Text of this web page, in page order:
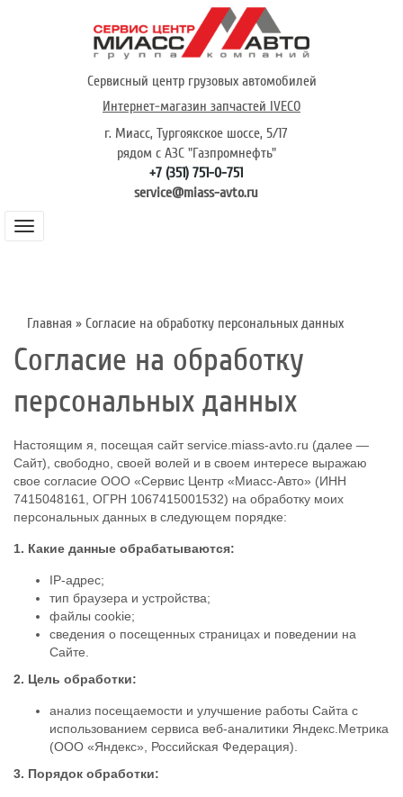
Toggle
navigation
Сервисный центр грузовых автомобилей
Интернет-магазин запчастей IVECO
г. Миасс, Тургоякское шоссе, 5/17
рядом с АЗС "Газпромнефть"
+7 (351) 751-0-751
service@miass-avto.ru
навигация
О компании
Запчасти
Новости
Строка
навигации
Главная Согласие на обработку персональных данных
Согласие на обработку
персональных данных
Настоящим я, посещая сайт service.miass-avto.ru (далее —
Сайт), свободно, своей волей и в своем интересе выражаю
свое согласие ООО «Сервис Центр «Миасс-Авто» (ИНН
7415048161, ОГРН 1067415001532) на обработку моих
персональных данных в следующем порядке:
1. Какие данные обрабатываются:
IP-адрес;
тип браузера и устройства;
файлы cookie;
сведения о посещенных страницах и поведении на
Сайте.
2. Цель обработки:
анализ посещаемости и улучшение работы Сайта с
использованием сервиса веб-аналитики Яндекс.Метрика
(ООО «Яндекс», Российская Федерация).
3. Порядок обработки: